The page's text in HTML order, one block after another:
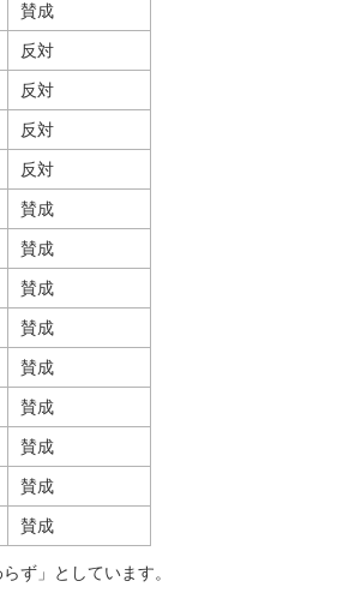
賛成
反対
反対
反対
反対
賛成
賛成
賛成
賛成
賛成
賛成
賛成
賛成
賛成
ず」としています。